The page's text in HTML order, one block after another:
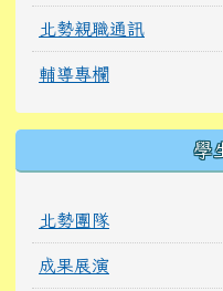
北勢親職通訊
輔導專欄
學
北勢團隊
成果展演